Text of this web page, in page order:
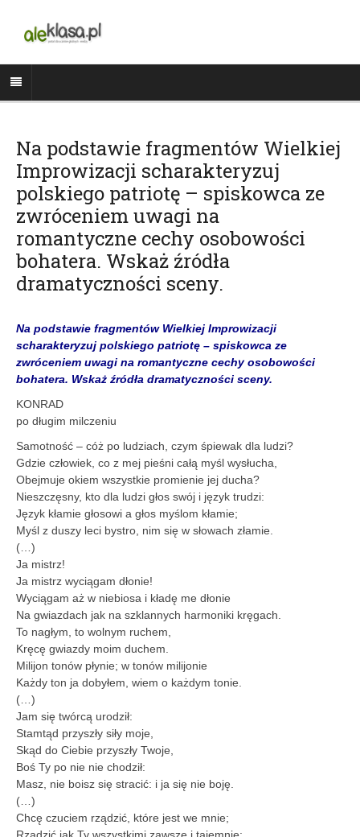
Na podstawie fragmentów Wielkiej
Improwizacji scharakteryzuj
polskiego patriotę – spiskowca ze
zwróceniem uwagi na
romantyczne cechy osobowości
bohatera. Wskaż źródła
dramatyczności sceny.
Na podstawie fragmentów Wielkiej Improwizacji
scharakteryzuj polskiego patriotę – spiskowca ze
zwróceniem uwagi na romantyczne cechy osobowości
bohatera. Wskaż źródła dramatyczności sceny.
KONRAD
po długim milczeniu
Samotność – cóż po ludziach, czym śpiewak dla ludzi?
Gdzie człowiek, co z mej pieśni całą myśl wysłucha,
Obejmuje okiem wszystkie promienie jej ducha?
Nieszczęsny, kto dla ludzi głos swój i język trudzi:
Język kłamie głosowi a głos myślom kłamie;
Myśl z duszy leci bystro, nim się w słowach złamie.
(…)
Ja mistrz!
Ja mistrz wyciągam dłonie!
Wyciągam aż w niebiosa i kładę me dłonie
Na gwiazdach jak na szklannych harmoniki kręgach.
To nagłym, to wolnym ruchem,
Kręcę gwiazdy moim duchem.
Milijon tonów płynie; w tonów milijonie
Każdy ton ja dobyłem, wiem o każdym tonie.
(…)
Jam się twórcą urodził:
Stamtąd przyszły siły moje,
Skąd do Ciebie przyszły Twoje,
Boś Ty po nie nie chodził:
Masz, nie boisz się stracić: i ja się nie boję.
(…)
Chcę czuciem rządzić, które jest we mnie;
Rządzić jak Ty wszystkimi zawsze i tajemnie: